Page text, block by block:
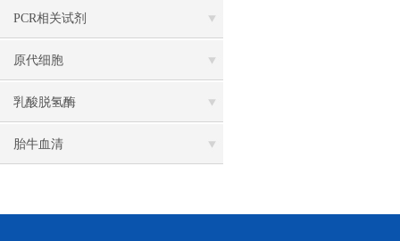
PCR相关试剂
原代细胞
乳酸脱氢酶
胎牛血清